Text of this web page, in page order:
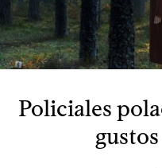
Policiales